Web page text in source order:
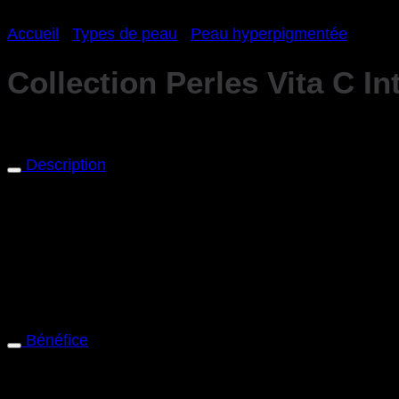
Accueil Types de peau Peau hyperpigmentée
Collection Perles Vita C
Description
Bénéfice